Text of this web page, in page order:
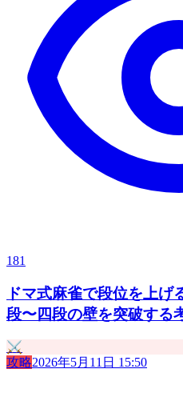
181
ドマ式麻雀で段位を上
段〜四段の壁を突破する
⚔️
攻略2026年5月11日 15:50